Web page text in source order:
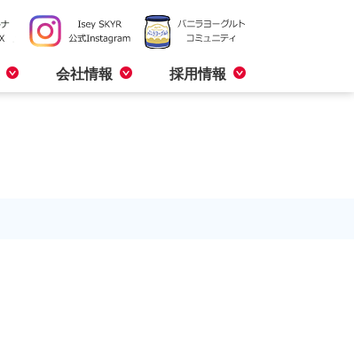
会社情報 採用情報